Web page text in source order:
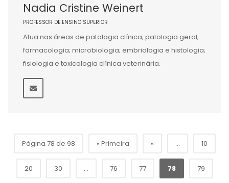
Nadia Cristine Weinert
PROFESSOR DE ENSINO SUPERIOR
Atua nas áreas de patologia clínica; patologia geral;
farmacologia; microbiologia; embriologia e histologia;
fisiologia e toxicologia clínica veterinária.
Página 78 de 98 « Primeira « ... 10
20 30 ... 76 77 78 79